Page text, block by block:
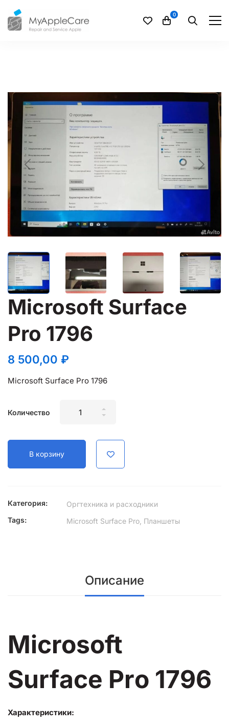
Microsoft Surface
Pro 1796
8 500,00 ₽
Microsoft Surface Pro 1796
Количество
quantity
В корзину
Категория:
Оргтехника и расходники
Tags:
Microsoft Surface Pro Планшеты
Описание
Miсrosoft
Surfаcе Prо 1796
Характеристики: